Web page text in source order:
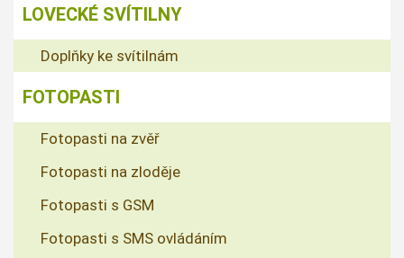
LOVECKÉ SVÍTILNY
Doplňky ke svítilnám
FOTOPASTI
Fotopasti na zvěř
Fotopasti na zloděje
Fotopasti s GSM
Fotopasti s SMS ovládáním